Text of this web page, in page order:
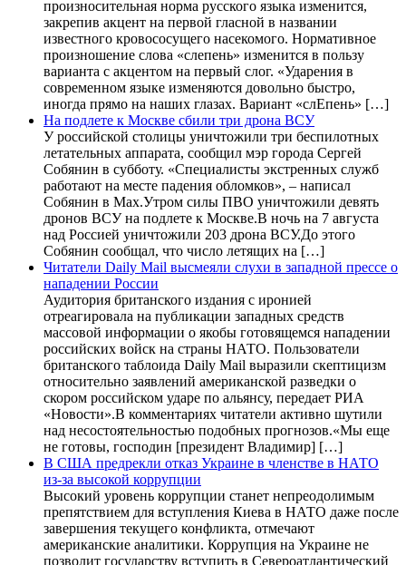
произносительная норма русского языка изменится,
закрепив акцент на первой гласной в названии
известного кровососущего насекомого. Нормативное
произношение слова «слепень» изменится в пользу
варианта с акцентом на первый слог. «Ударения в
современном языке изменяются довольно быстро,
иногда прямо на наших глазах. Вариант «слЕпень» […]
На подлете к Москве сбили три дрона ВСУ
У российской столицы уничтожили три беспилотных
летательных аппарата, сообщил мэр города Сергей
Собянин в субботу. «Специалисты экстренных служб
работают на месте падения обломков», – написал
Собянин в Max.Утром силы ПВО уничтожили девять
дронов ВСУ на подлете к Москве.В ночь на 7 августа
над Россией уничтожили 203 дрона ВСУ.До этого
Собянин сообщал, что число летящих на […]
Читатели Daily Mail высмеяли слухи в западной прессе о
нападении России
Аудитория британского издания с иронией
отреагировала на публикации западных средств
массовой информации о якобы готовящемся нападении
российских войск на страны НАТО. Пользователи
британского таблоида Daily Mail выразили скептицизм
относительно заявлений американской разведки о
скором российском ударе по альянсу, передает РИА
«Новости».В комментариях читатели активно шутили
над несостоятельностью подобных прогнозов.«Мы еще
не готовы, господин [президент Владимир] […]
В США предрекли отказ Украине в членстве в НАТО
из-за высокой коррупции
Высокий уровень коррупции станет непреодолимым
препятствием для вступления Киева в НАТО даже после
завершения текущего конфликта, отмечают
американские аналитики. Коррупция на Украине не
позволит государству вступить в Североатлантический